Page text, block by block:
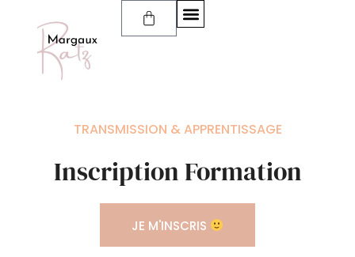
TRANSMISSION & APPRENTISSAGE
Inscription Formation
JE M'INSCRIS